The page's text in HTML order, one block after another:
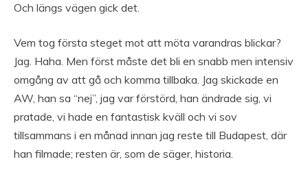
Och längs vägen gick det.
Vem tog första steget mot att möta varandras blickar?
Jag. Haha. Men först måste det bli en snabb men intensiv
omgång av att gå och komma tillbaka. Jag skickade en
AW, han sa “nej”, jag var förstörd, han ändrade sig, vi
pratade, vi hade en fantastisk kväll och vi sov
tillsammans i en månad innan jag reste till Budapest, där
han filmade; resten är, som de säger, historia.